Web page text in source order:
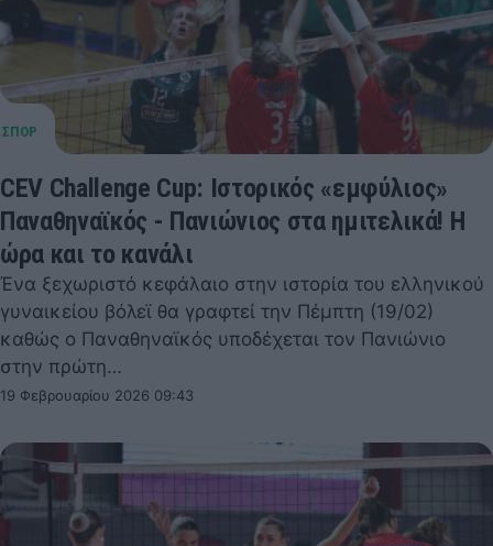
CEV Challenge Cup: Ιστορικός «εμφύλιος»
Παναθηναϊκός - Πανιώνιος στα ημιτελικά! Η
ώρα και το κανάλι
Ένα ξεχωριστό κεφάλαιο στην ιστορία του ελληνικού
γυναικείου βόλεϊ θα γραφτεί την Πέμπτη (19/02)
καθώς ο Παναθηναϊκός υποδέχεται τον Πανιώνιο
στην πρώτη…
19 Φεβρουαρίου 2026 09:43